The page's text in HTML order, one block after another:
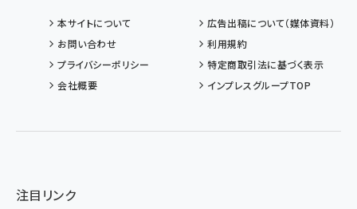
本サイトについて
広告出稿について（媒体資料）
お問い合わせ
利用規約
プライバシーポリシー
特定商取引法に基づく表示
会社概要
インプレスグループTOP
注目リンク